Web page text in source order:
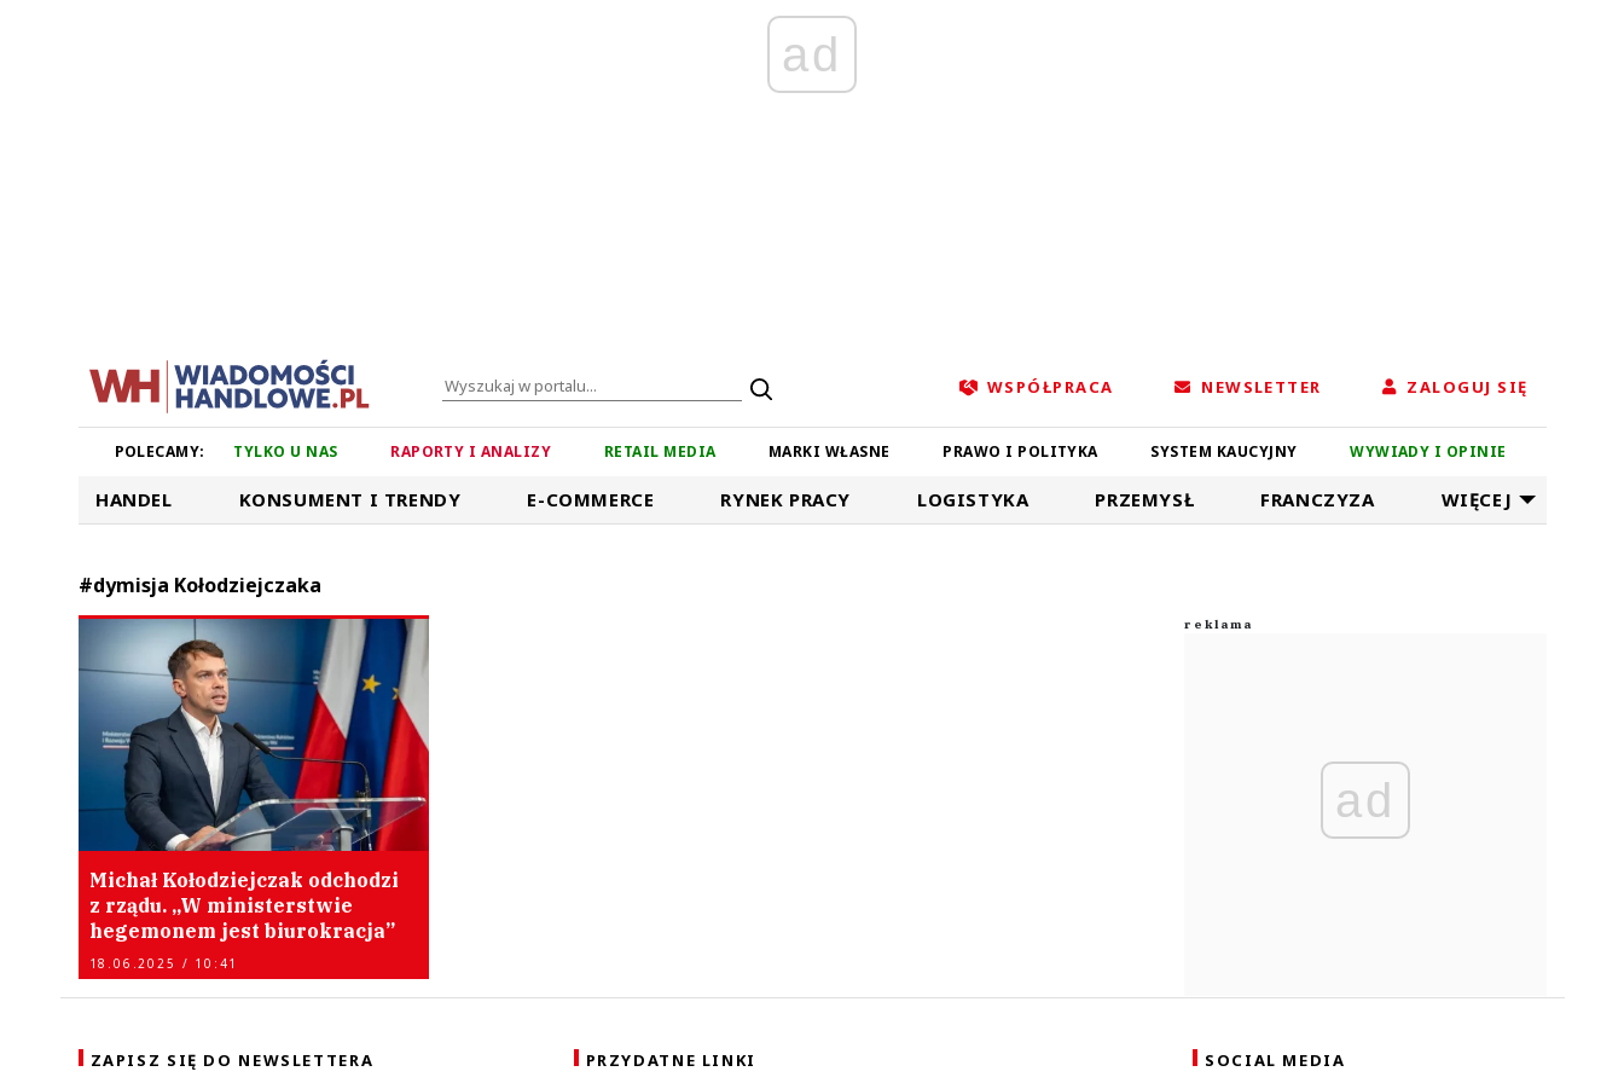
ad
WSPÓŁPRACA NEWSLETTER ZALOGUJ SIĘ
POLECAMY: TYLKO U NAS RAPORTY I ANALIZY RETAIL MEDIA MARKI WŁASNE PRAWO I POLITYKA SYSTEM KAUCYJNY WYWIADY I OPINIE
HANDEL KONSUMENT I TRENDY E-COMMERCE RYNEK PRACY LOGISTYKA PRZEMYSŁ FRANCZYZA WIĘCEJ
#dymisja Kołodziejczaka
Michał Kołodziejczak odchodzi
z rządu. „W ministerstwie
hegemonem jest biurokracja”
18.06.2025 / 10:41
ad
ZAPISZ SIĘ DO NEWSLETTERA PRZYDATNE LINKI SOCIAL MEDIA